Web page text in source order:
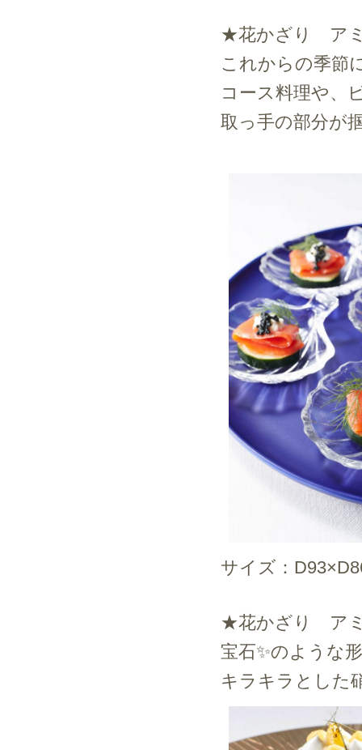
★花かざり ア
これからの季節
コース料理や、
取っ手の部分が
サイズ：
★花かざり ア
宝石✨のような
キラキラとした